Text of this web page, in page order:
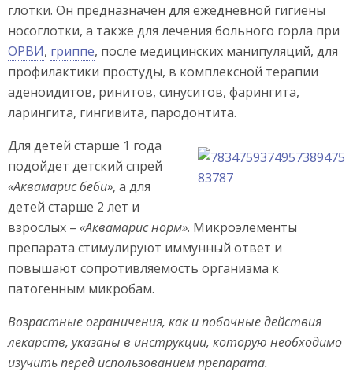
глотки. Он предназначен для ежедневной гигиены
носоглотки, а также для лечения больного горла при
ОРВИ, гриппе, после медицинских манипуляций, для
профилактики простуды, в комплексной терапии
аденоидитов, ринитов, синуситов, фарингита,
ларингита, гингивита, пародонтита.
Для детей старше 1 года
подойдет детский спрей
«Аквамарис беби», а для
детей старше 2 лет и
взрослых – «Аквамарис норм». Микроэлементы
препарата стимулируют иммунный ответ и
повышают сопротивляемость организма к
патогенным микробам.
Возрастные ограничения, как и побочные действия
лекарств, указаны в инструкции, которую необходимо
изучить перед использованием препарата.